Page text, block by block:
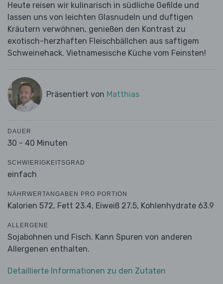
Heute reisen wir kulinarisch in südliche Gefilde und
lassen uns von leichten Glasnudeln und duftigen
Kräutern verwöhnen, genießen den Kontrast zu
exotisch-herzhaften Fleischbällchen aus saftigem
Schweinehack. Vietnamesische Küche vom Feinsten!
Präsentiert von Matthias
DAUER
30 - 40 Minuten
SCHWIERIGKEITSGRAD
einfach
NÄHRWERTANGABEN PRO PORTION
Kalorien 572, Fett 23.4, Eiweiß 27.5, Kohlenhydrate 63.9
ALLERGENE
Sojabohnen und Fisch. Kann Spuren von anderen
Allergenen enthalten.
Detaillierte Informationen zu den Zutaten